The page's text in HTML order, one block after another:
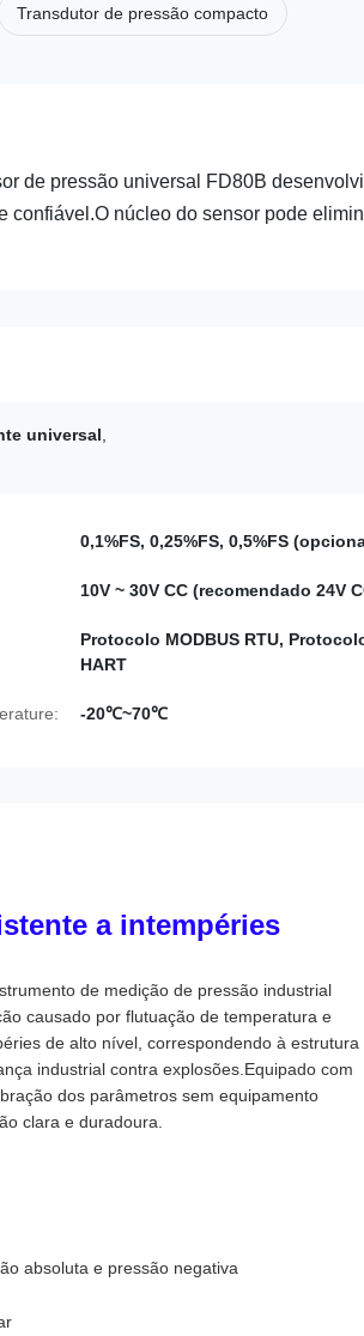
Transdutor de pressão compacto
de pressão universal FD80B
confiável.O núcleo do sensor pode
universal,
0,1%FS, 0,25%FS, 0,5%FS
10V ~ 30V CC (recomendado 24V
Protocolo MODBUS RTU,
HART
-20℃~70℃
a intempéries
de medição de pressão industrial
causado por flutuação de temperatura e
de alto nível, correspondendo à estrutura
industrial contra explosões.Equipado com
dos parâmetros sem equipamento
clara e duradoura.
absoluta e pressão negativa